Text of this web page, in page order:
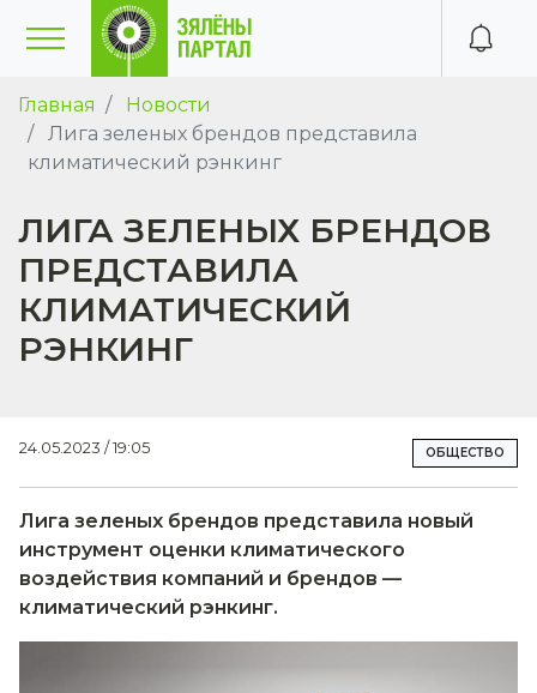
Главная
Новости
Лига зеленых брендов представила
климатический рэнкинг
ЛИГА ЗЕЛЕНЫХ БРЕНДОВ
ПРЕДСТАВИЛА
КЛИМАТИЧЕСКИЙ
РЭНКИНГ
24.05.2023 / 19:05 ОБЩЕСТВО
Лига зеленых брендов представила новый
инструмент оценки климатического
воздействия компаний и брендов —
климатический рэнкинг.